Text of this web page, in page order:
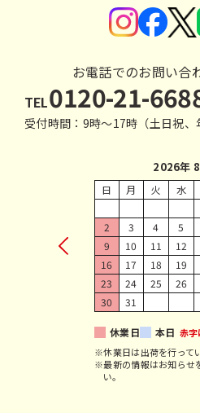
お電話でのお問い合
TEL0120-21-
受付時間：9時〜17時（土日祝、
2026年
日 月 火 水
2
3 4 5
9
10 11 12
16
17 18 19
23
24 25 26
30
31
休業日 本日 赤字
※休業日は出荷を行って
※最新の情報はお知らせ
い。